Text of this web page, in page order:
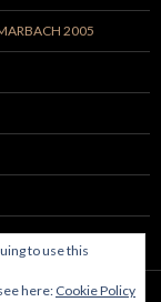
2005
to use this
here: Cookie Policy